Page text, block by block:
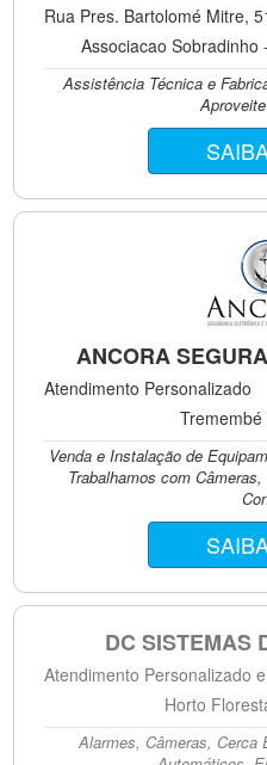
Rua Pres. Bartolomé Mitre,
Associacao Sobradinho
Assistência Técnica e
ANCORA
Atendimento Personalizado
Tremembé
Venda e Instalação de
Trabalhamos com
DC SISTEMAS
Atendimento Personalizado
Horto
Alarmes, Câmeras, Cerca